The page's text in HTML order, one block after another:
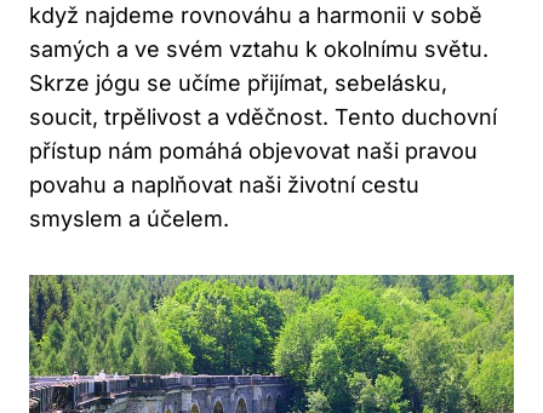
když najdeme rovnováhu a harmonii v sobě
samých a ve svém vztahu k okolnímu světu.
Skrze jógu se učíme přijímat, sebelásku,
soucit, trpělivost a vděčnost. Tento duchovní
přístup nám pomáhá objevovat naši pravou
povahu a naplňovat naši životní cestu
smyslem a účelem.